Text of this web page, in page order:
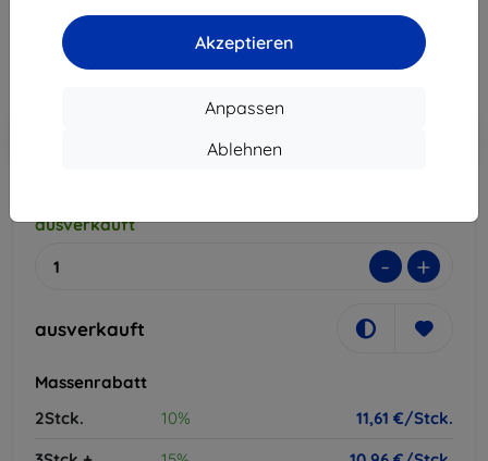
Akzeptieren
Anpassen
Ablehnen
11,61 €
ohne MWSt9,76 €
ausverkauft
- +
ausverkauft
Massenrabatt
2Stck.
10%
11,61 €/Stck.